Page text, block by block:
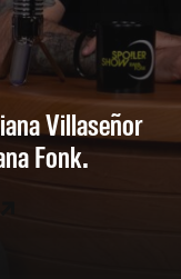
Villaseñor
Fonk.